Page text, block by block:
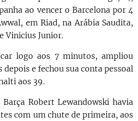
ao vencer o Barcelona por 4
em Riad, na Arábia Saudita,
Vinicius Junior.
logo aos 7 minutos, ampliou
e fechou sua conta pessoal
aos 39.
Robert Lewandowski havia
com um chute de primeira, aos